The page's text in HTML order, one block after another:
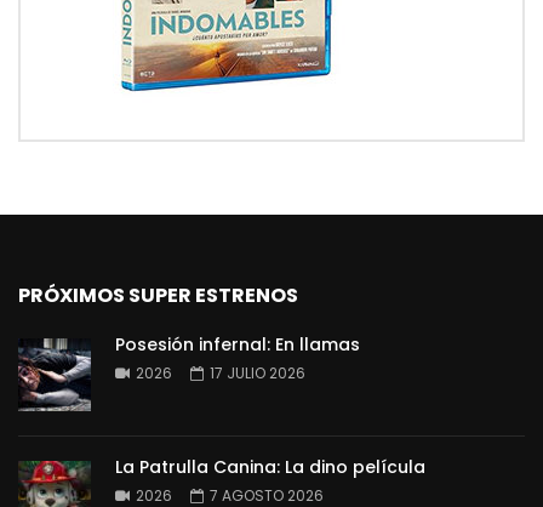
PRÓXIMOS SUPER ESTRENOS
Posesión infernal: En llamas
2026 17 JULIO 2026
La Patrulla Canina: La dino película
2026 7 AGOSTO 2026